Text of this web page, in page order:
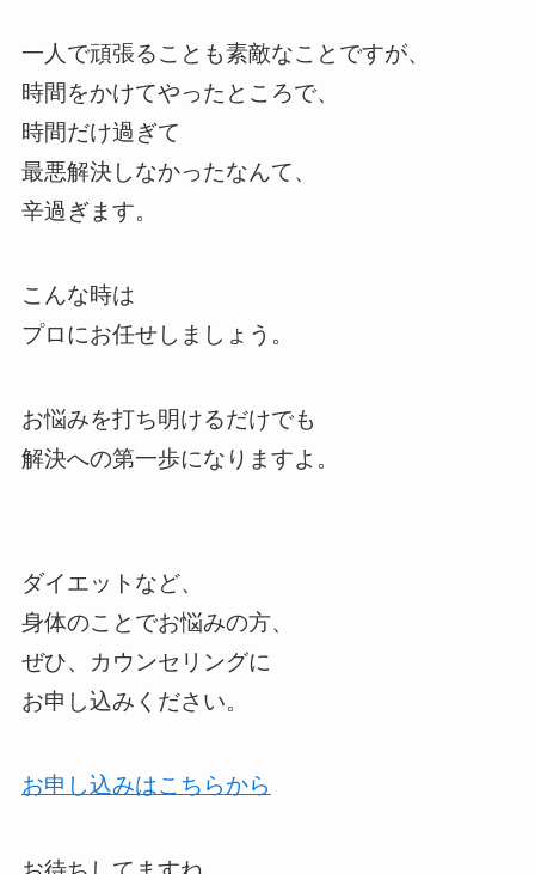
一人で頑張ることも素敵なことですが、
時間をかけてやったところで、
時間だけ過ぎて
最悪解決しなかったなんて、
辛過ぎます。
こんな時は
プロにお任せしましょう。
お悩みを打ち明けるだけでも
解決への第一歩になりますよ。
ダイエットなど、
身体のことでお悩みの方、
ぜひ、カウンセリングに
お申し込みください。
お申し込みはこちらから